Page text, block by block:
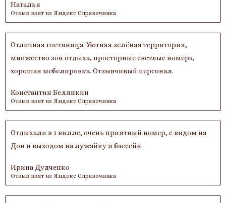
Наталья
Отзыв взят из Яндекс Справочника
Отличная гостиница. Уютная зелёная территория,
множество зон отдыха, просторные светлые номера,
хорошая мебелировка. Отзывчивый персонал.
Константин Белянкин
Отзыв взят из Яндекс Справочника
Отдыхали в 1 вилле, очень приятный номер, с видом на
Дон и выходом на лужайку и бассейн.
Ирина Дудченко
Отзыв взят из Яндекс Справочника